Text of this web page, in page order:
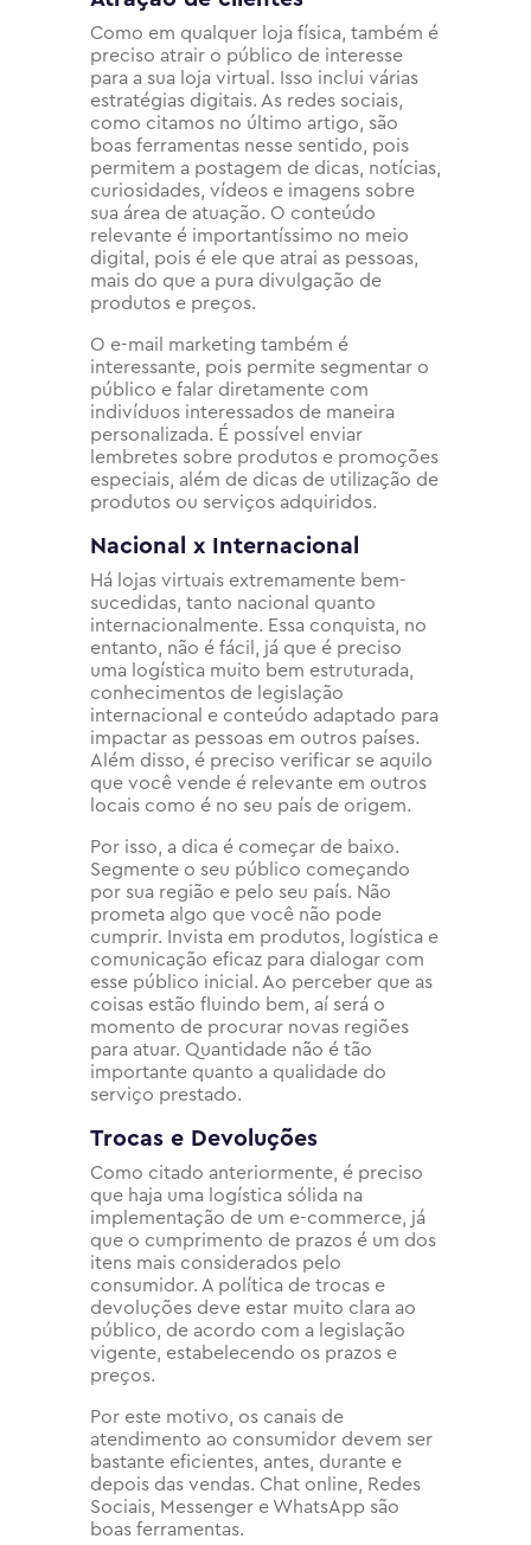
Como em qualquer loja física, também é
preciso atrair o público de interesse
para a sua loja virtual. Isso inclui várias
estratégias digitais. As redes sociais,
como citamos no último artigo, são
boas ferramentas nesse sentido, pois
permitem a postagem de dicas, notícias,
curiosidades, vídeos e imagens sobre
sua área de atuação. O conteúdo
relevante é importantíssimo no meio
digital, pois é ele que atrai as pessoas,
mais do que a pura divulgação de
produtos e preços.
O e-mail marketing também é
interessante, pois permite segmentar o
público e falar diretamente com
indivíduos interessados de maneira
personalizada. É possível enviar
lembretes sobre produtos e promoções
especiais, além de dicas de utilização de
produtos ou serviços adquiridos.
Nacional x Internacional
Há lojas virtuais extremamente bem-
sucedidas, tanto nacional quanto
internacionalmente. Essa conquista, no
entanto, não é fácil, já que é preciso
uma logística muito bem estruturada,
conhecimentos de legislação
internacional e conteúdo adaptado para
impactar as pessoas em outros países.
Além disso, é preciso verificar se aquilo
que você vende é relevante em outros
locais como é no seu país de origem.
Por isso, a dica é começar de baixo.
Segmente o seu público começando
por sua região e pelo seu país. Não
prometa algo que você não pode
cumprir. Invista em produtos, logística e
comunicação eficaz para dialogar com
esse público inicial. Ao perceber que as
coisas estão fluindo bem, aí será o
momento de procurar novas regiões
para atuar. Quantidade não é tão
importante quanto a qualidade do
serviço prestado.
Trocas e Devoluções
Como citado anteriormente, é preciso
que haja uma logística sólida na
implementação de um e-commerce, já
que o cumprimento de prazos é um dos
itens mais considerados pelo
consumidor. A política de trocas e
devoluções deve estar muito clara ao
público, de acordo com a legislação
vigente, estabelecendo os prazos e
preços.
Por este motivo, os canais de
atendimento ao consumidor devem ser
bastante eficientes, antes, durante e
depois das vendas. Chat online, Redes
Sociais, Messenger e WhatsApp são
boas ferramentas.